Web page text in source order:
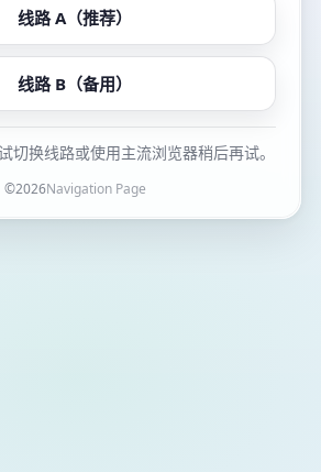
线路 A（推荐）
线路 B（备用）
切换线路或使用主流浏览器稍后再试。
©2026Navigation Page